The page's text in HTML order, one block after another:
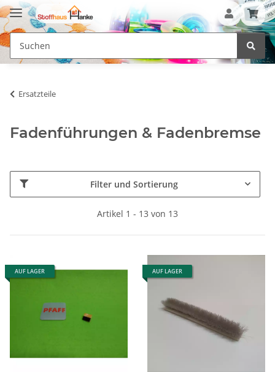
Ersatzteile
Fadenführungen & Fadenbremse
Filter und Sortierung
Artikel 1 - 13 von 13
AUF LAGER AUF LAGER